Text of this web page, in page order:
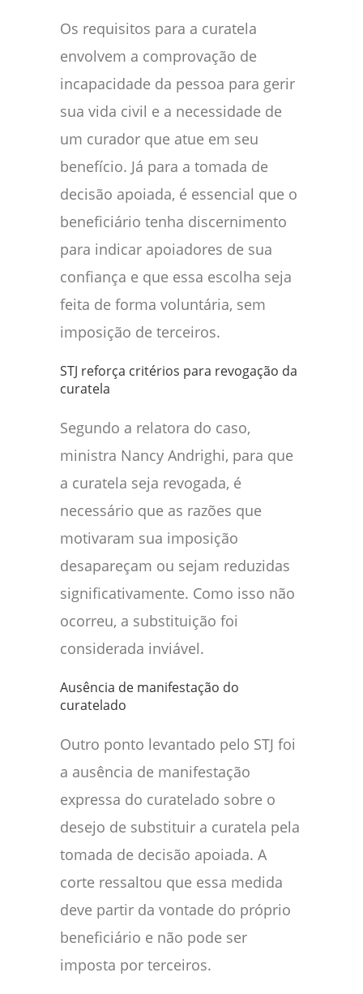
Os requisitos para a curatela
envolvem a comprovação de
incapacidade da pessoa para gerir
sua vida civil e a necessidade de
um curador que atue em seu
benefício. Já para a tomada de
decisão apoiada, é essencial que o
beneficiário tenha discernimento
para indicar apoiadores de sua
confiança e que essa escolha seja
feita de forma voluntária, sem
imposição de terceiros.
STJ reforça critérios para revogação da
curatela
Segundo a relatora do caso,
ministra Nancy Andrighi, para que
a curatela seja revogada, é
necessário que as razões que
motivaram sua imposição
desapareçam ou sejam reduzidas
significativamente. Como isso não
ocorreu, a substituição foi
considerada inviável.
Ausência de manifestação do
curatelado
Outro ponto levantado pelo STJ foi
a ausência de manifestação
expressa do curatelado sobre o
desejo de substituir a curatela pela
tomada de decisão apoiada. A
corte ressaltou que essa medida
deve partir da vontade do próprio
beneficiário e não pode ser
imposta por terceiros.